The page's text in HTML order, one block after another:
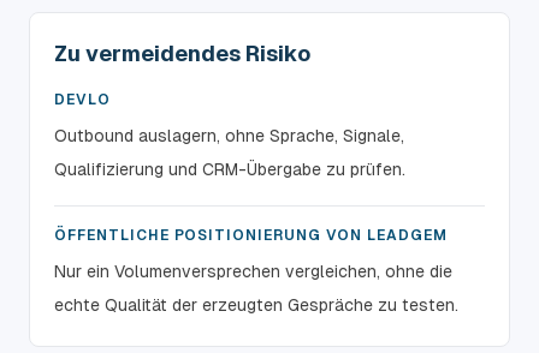
Zu vermeidendes Risiko
DEVLO
Outbound auslagern, ohne Sprache, Signale,
Qualifizierung und CRM-Übergabe zu prüfen.
ÖFFENTLICHE POSITIONIERUNG VON LEADGEM
Nur ein Volumenversprechen vergleichen, ohne die
echte Qualität der erzeugten Gespräche zu testen.